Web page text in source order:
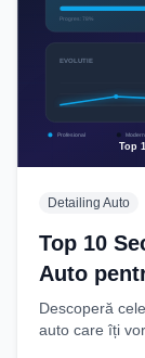
Detailing Auto
Top 10
Auto
Descoperă
auto care îți